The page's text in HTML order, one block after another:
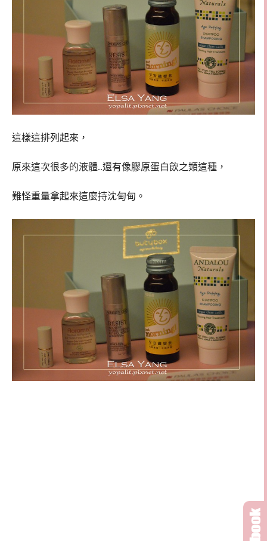
這樣這排列起來，
原來這次很多的液體..還有像膠原蛋白飲之類這種，
難怪重量拿起來這麼持沈甸甸。